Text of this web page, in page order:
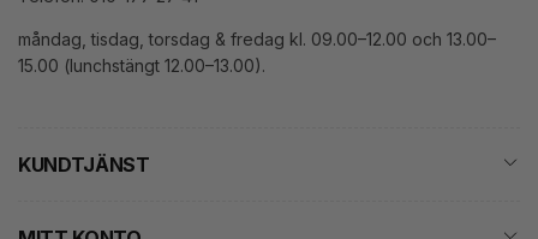
måndag, tisdag, torsdag & fredag kl. 09.00–12.00 och 13.00–
15.00 (lunchstängt 12.00–13.00).
KUNDTJÄNST